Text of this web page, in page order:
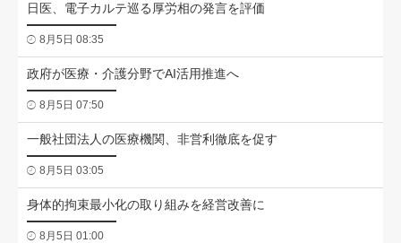
日医、電子カルテ巡る厚労相の発言を評価
8月5日 08:35
政府が医療・介護分野でAI活用推進へ
8月5日 07:50
一般社団法人の医療機関、非営利徹底を促す
8月5日 03:05
身体的拘束最小化の取り組みを経営改善に
8月5日 01:00